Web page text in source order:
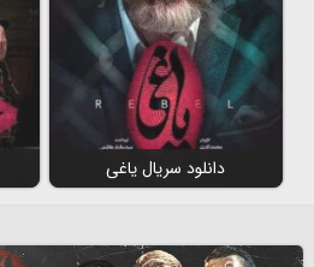
دانلود سریال یاغی